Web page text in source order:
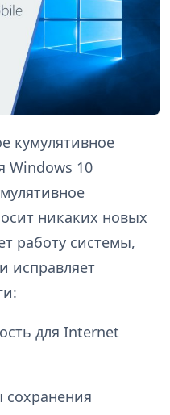
кумулятивное
Windows 10
никаких новых
работу системы,
исправляет
для Internet